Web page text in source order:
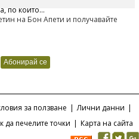
по който...
на Бон Апети и получавайте
за ползване | Лични данни |
да печелите точки | Карта на сайта